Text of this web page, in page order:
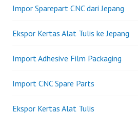
Impor Sparepart CNC dari Jepang
Ekspor Kertas Alat Tulis ke Jepang
Import Adhesive Film Packaging
Import CNC Spare Parts
Ekspor Kertas Alat Tulis